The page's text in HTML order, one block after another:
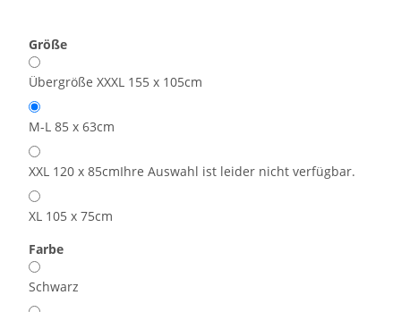
Größe
Übergröße XXXL 155 x 105cm
M-L 85 x 63cm
XXL 120 x 85cmIhre Auswahl ist leider nicht verfügbar.
XL 105 x 75cm
Farbe
Schwarz